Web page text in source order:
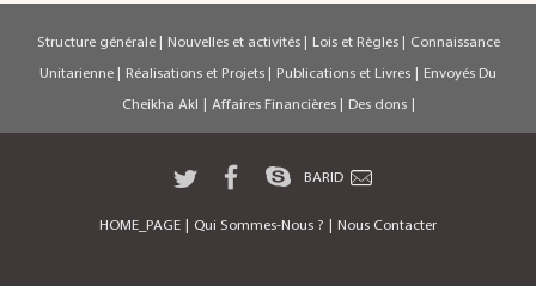
Structure générale | Nouvelles et activités | Lois et Règles | Connaissance
Unitarienne | Réalisations et Projets | Publications et Livres | Envoyés Du
Cheikha Akl | Affaires Financières | Des dons |
BARID
HOME_PAGE | Qui Sommes-Nous ? | Nous Contacter